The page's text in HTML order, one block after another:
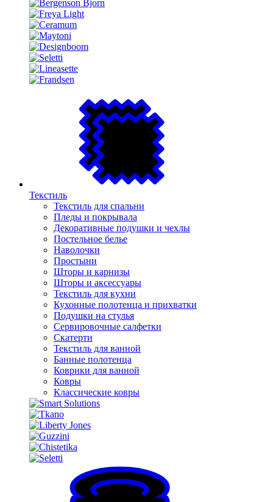
Текстиль
Текстиль для спальни
Пледы и покрывала
Декоративные подушки и чехлы
Постельное белье
Наволочки
Простыни
Шторы и карнизы
Шторы и аксессуары
Текстиль для кухни
Кухонные полотенца и прихватки
Подушки на стулья
Сервировочные салфетки
Скатерти
Текстиль для ванной
Банные полотенца
Коврики для ванной
Ковры
Классические ковры